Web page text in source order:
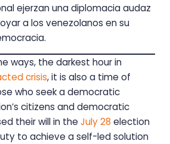
ejerzan una diplomacia audaz
a los venezolanos en su
ways, the darkest hour in
crisis, it is also a time of
who seek a democratic
citizens and democratic
their will in the July 28 election
to achieve a self-led solution